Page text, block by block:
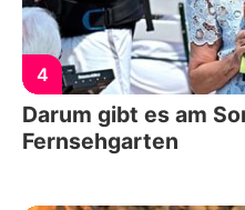
4
Darum gibt es am
Fernsehgarten